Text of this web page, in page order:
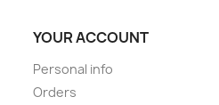
YOUR ACCOUNT
Personal info
Orders